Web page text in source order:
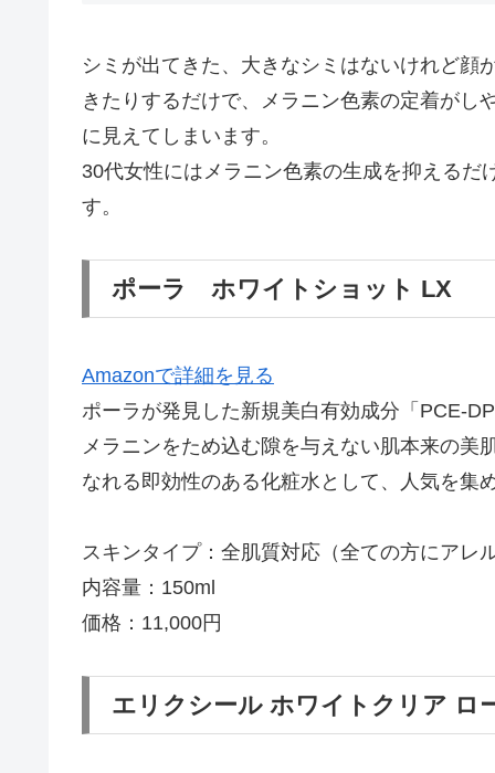
シミが出てきた、大きなシミはないけれど顔
きたりするだけで、メラニン色素の定着が
に見えてしまいます。
30代女性にはメラニン色素の生成を抑える
す。
ポーラ ホワイトショット LX
Amazonで詳細を見る
ポーラが発見した新規美白有効成分「PCE-
メラニンをため込む隙を与えない肌本来の
なれる即効性のある化粧水として、人気を集
スキンタイプ：全肌質対応（全ての方にアレ
内容量：150ml
価格：11,000円
エリクシール ホワイトクリア ロ